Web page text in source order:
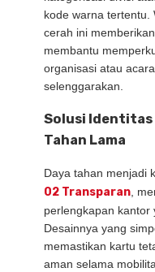
kode warna tertentu.
cerah ini
membantu
organisasi atau
selenggarakan.
Solusi Identitas
Tahan Lama
Daya tahan menjadi
02 Transparan ,
perlengkapan kantor
Desainnya yang
memastikan kartu
aman selama